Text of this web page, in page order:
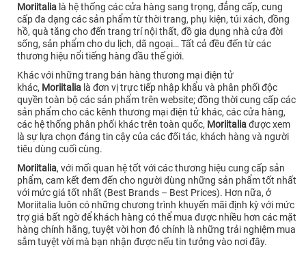
Moriitalia là hệ thống các cửa hàng sang trọng, đẳng cấp, cung
cấp đa dạng các sản phẩm từ thời trang, phụ kiện, túi xách, đồng
hồ, quà tăng cho đến trang trí nội thất, đồ gia dụng nhà cửa đời
sống, sản phẩm cho du lịch, dã ngoại… Tất cả đều đến từ các
thương hiệu nổi tiếng hàng đầu thế giới.
Khác với những trang bán hàng thương mại điện tử
khác, Moriitalia là đơn vị trực tiếp nhập khẩu và phân phối độc
quyền toàn bộ các sản phẩm trên website; đồng thời cung cấp các
sản phẩm cho các kênh thương mại điện tử khác, các cửa hàng,
các hệ thống phân phối khác trên toàn quốc, Moriitaliađược xem
là sự lựa chọn đáng tin cậy của các đối tác, khách hàng và người
tiêu dùng cuối cùng.
Moriitalia, với mối quan hệ tốt với các thương hiệu cung cấp sản
phẩm, cam kết đem đến cho người dùng những sản phẩm tốt nhất
với mức giá tốt nhất (Best Brands – Best Prices). Hơn nữa, ở
Moriitalia luôn có những chương trình khuyến mãi định kỳ với mức
trợ giá bất ngờ để khách hàng có thể mua được nhiều hơn các mặt
hàng chính hãng, tuyệt vời hơn đó chính là những trải nghiệm mua
sắm tuyệt vời mà bạn nhận được nếu tin tưởng vào nơi đây.